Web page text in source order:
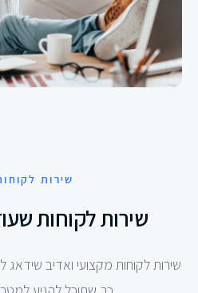
שירות
שירות לקוחות
שירות לקוחות מקצועי ואדיב שידאג